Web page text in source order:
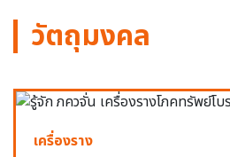
วัตถุมงคล
เครื่องราง